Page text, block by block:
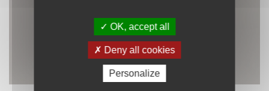
OK, accept all
Deny all cookies
Personalize